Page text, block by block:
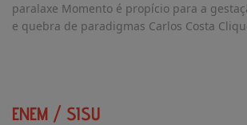
paralaxe Momento é propício para a
e quebra de paradigmas Carlos Costa
ENEM / SISU